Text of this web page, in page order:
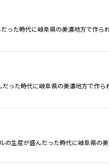
た時代に岐阜県の美濃地方で作ら
った時代に岐阜県の美濃地方で作ら
生産が盛んだった時代に岐阜県の